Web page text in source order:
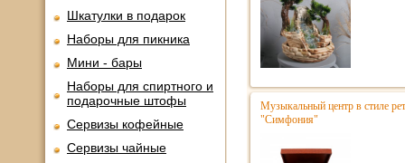
Шкатулки в подарок
Наборы для пикника
Мини - бары
Наборы для спиртного и
подарочные штофы
Сервизы кофейные
Сервизы чайные
Музыкальный центр в стиле
"Симфония"